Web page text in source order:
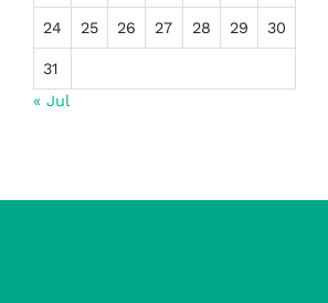
24 25 26 27 28 29 30
31
« Jul